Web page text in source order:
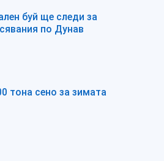
буй ще следи за
по Дунав
тона сено за зимата